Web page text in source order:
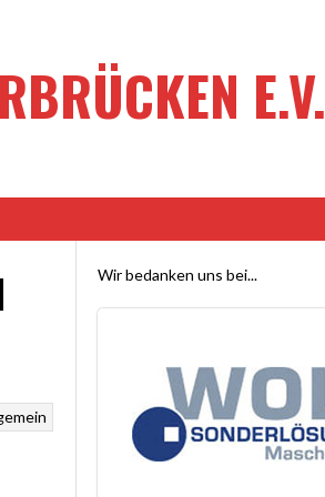
E.V.
Wir bedanken uns bei...